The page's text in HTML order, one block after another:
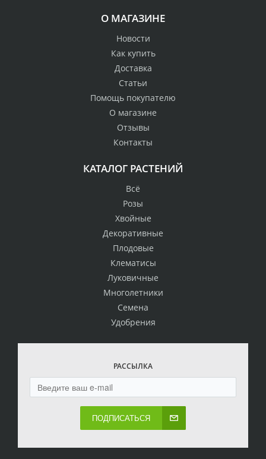
О МАГАЗИНЕ
Новости
Как купить
Доставка
Статьи
Помощь покупателю
О магазине
Отзывы
Контакты
КАТАЛОГ РАСТЕНИЙ
Всё
Розы
Хвойные
Декоративные
Плодовые
Клематисы
Луковичные
Многолетники
Семена
Удобрения
РАССЫЛКА
ПОДПИСАТЬСЯ